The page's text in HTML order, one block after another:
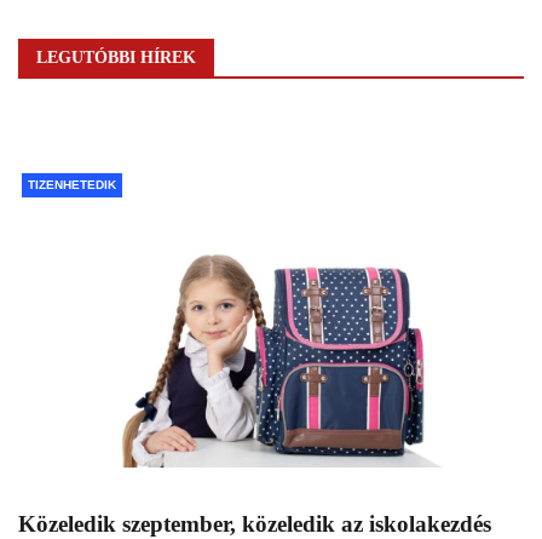
LEGUTÓBBI HÍREK
TIZENHETEDIK
Közeledik szeptember, közeledik az iskolakezdés